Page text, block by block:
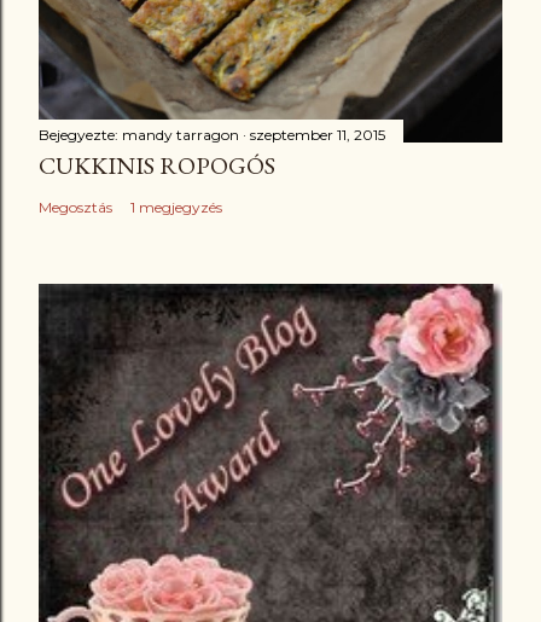
Bejegyezte: mandy tarragon szeptember 11, 2015
CUKKINIS ROPOGÓS
Megosztás 1 megjegyzés